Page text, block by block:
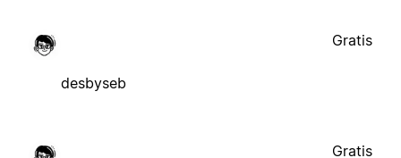
desbyseb
Gratis
Gratis